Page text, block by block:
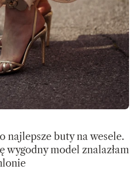
najlepsze buty na wesele.
wygodny model znalazłam